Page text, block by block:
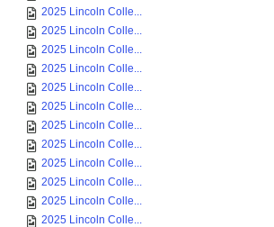
2025 Lincoln Colle...
2025 Lincoln Colle...
2025 Lincoln Colle...
2025 Lincoln Colle...
2025 Lincoln Colle...
2025 Lincoln Colle...
2025 Lincoln Colle...
2025 Lincoln Colle...
2025 Lincoln Colle...
2025 Lincoln Colle...
2025 Lincoln Colle...
2025 Lincoln Colle...